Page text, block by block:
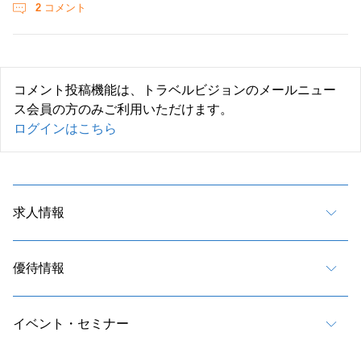
2 コメント
コメント投稿機能は、トラベルビジョンのメールニュー
ス会員の方のみご利用いただけます。
ログインはこちら
求人情報
優待情報
イベント・セミナー